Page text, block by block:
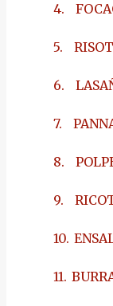
4.
5.
6.
7.
8.
9.
10.
11.